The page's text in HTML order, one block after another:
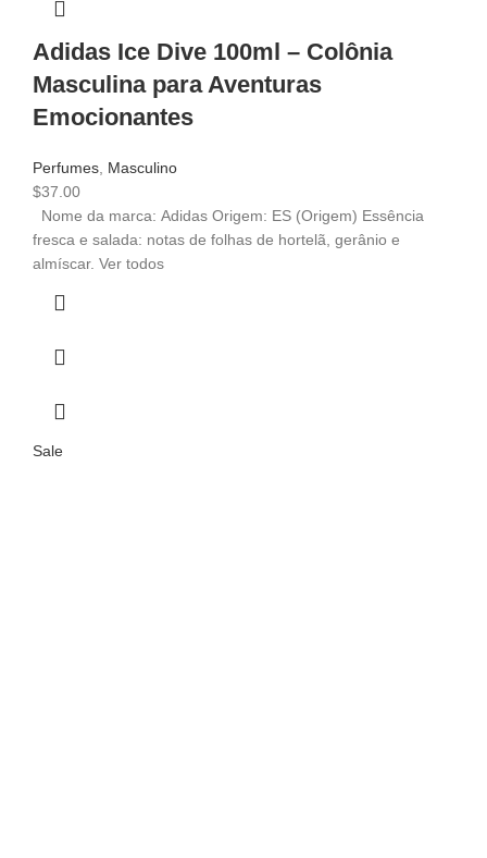
Adidas Ice Dive 100ml – Colônia
Masculina para Aventuras
Emocionantes
Perfumes Masculino
$37.00
Nome da marca: Adidas Origem: ES (Origem) Essência
fresca e salada: notas de folhas de hortelã, gerânio e
almíscar. Ver todos
Sale